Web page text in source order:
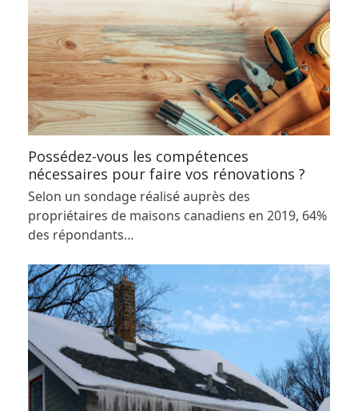
Possédez-vous les compétences
nécessaires pour faire vos rénovations ?
Selon un sondage réalisé auprès des
propriétaires de maisons canadiens en 2019, 64%
des répondants…